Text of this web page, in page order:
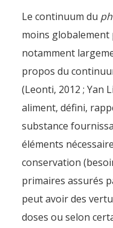
Le continuum du
moins globalement
notamment
propos du
(Leonti, 2012 ; Yan
aliment, défini,
substance
éléments
conservation
primaires assurés
peut avoir des
doses ou selon